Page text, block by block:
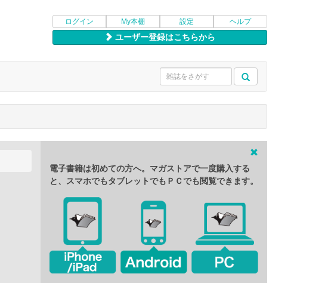
ログイン My本棚 設定 ヘルプ
ユーザー登録はこちらから
電子書籍は初めての方へ。マガストアで一度購入する
と、スマホでもタブレットでもＰＣでも閲覧できます。